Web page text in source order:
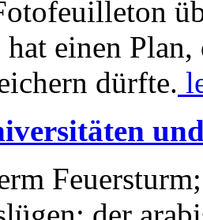
einen Plan,
dürfte.